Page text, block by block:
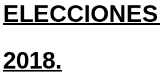
2018.